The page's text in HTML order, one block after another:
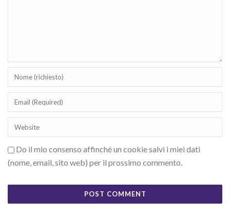
Do il mio consenso affinché un cookie salvi i miei dati
(nome, email, sito web) per il prossimo commento.